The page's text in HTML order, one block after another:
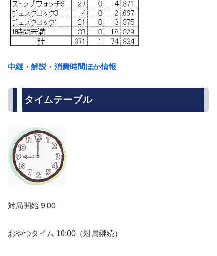
中継・解説・消費時間ほか情報
タイムテーブル
対局開始 9:00
おやつタイム 10:00（対局継続）